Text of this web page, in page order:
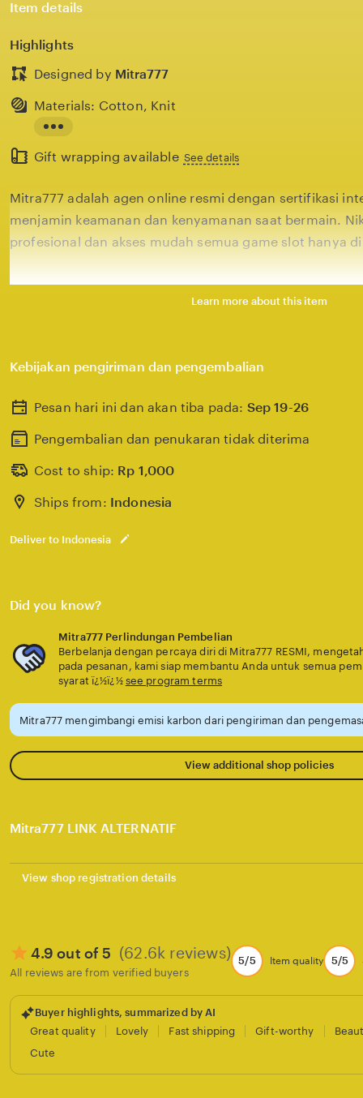
Item details
Highlights
Designed by Mitra777
the
description
Materials: Cotton, Knit
Gift wrapping available See details
Mitra777 adalah agen online resmi dengan sertifikasi
menjamin keamanan dan kenyamanan saat bermain.
profesional dan akses mudah semua game slot hanya
Learn more about this item
Kebijakan pengiriman dan pengembalian
Pesan hari ini dan akan tiba pada: Sep 19-26
Pengembalian dan penukaran tidak diterima
Cost to ship: Rp 1,000
Ships from: Indonesia
Deliver to Indonesia
Did you know?
Mitra777 Perlindungan Pembelian
Berbelanja dengan percaya diri di Mitra777 RESMI,
pada pesanan, kami siap membantu Anda untuk semua
syarat ï¿½ï¿½ see program terms
Mitra777 mengimbangi emisi karbon dari pengiriman dan
View additional shop policies
Mitra777 LINK ALTERNATIF
View shop registration details
4.9 out of 5 (62.6k reviews)
All reviews are from verified buyers
5/5 Item quality 5/5
Buyer highlights, summarized by AI
Great quality
Lovely Fast shipping Gift-worthy
Cute